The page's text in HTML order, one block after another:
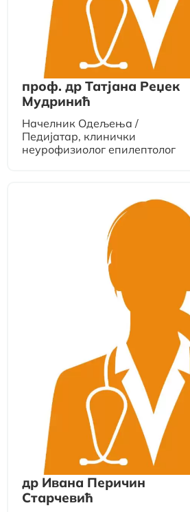
проф. др Татјана Реџек
Мудринић
Начелник Одељења /
Педијатар, клинички
неурофизиолог епилептолог
др Ивана Перичин
Старчевић